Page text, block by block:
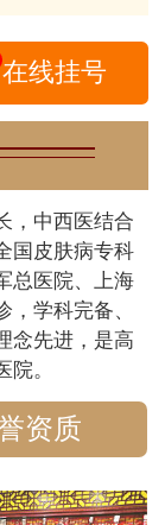
在线挂号
，中西医结合
国皮肤病专科
总医院、上海
学科完备、
念先进，是高
。
资质